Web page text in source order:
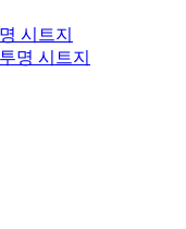
시트지
명 시트지